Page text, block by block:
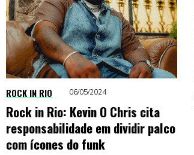
ROCK IN RIO 06/05/2024
Rock in Rio: Kevin O Chris cita
responsabilidade em dividir palco
com ícones do funk